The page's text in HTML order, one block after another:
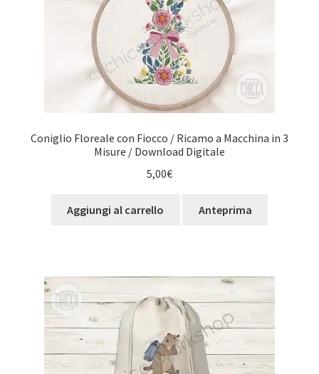
Coniglio Floreale con Fiocco / Ricamo a Macchina in 3
Misure / Download Digitale
5,00€
Aggiungi al carrello Anteprima